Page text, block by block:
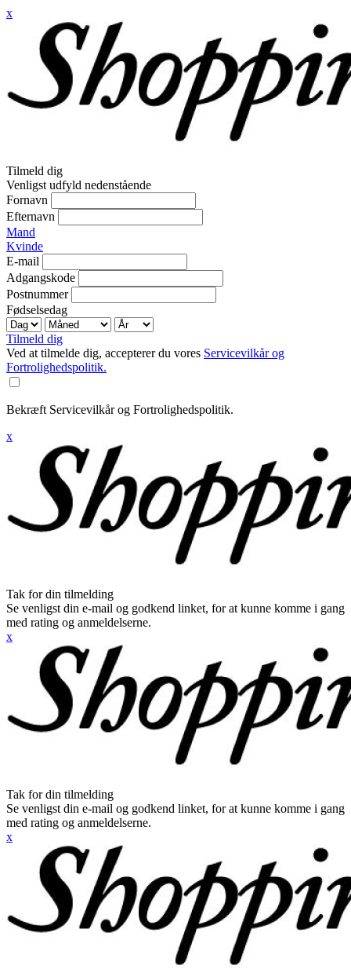
x
Tilmeld dig
Venligst udfyld nedenstående
Fornavn
Efternavn
Mand
Kvinde
E-mail
Adgangskode
Postnummer
Fødselsedag
Tilmeld dig
Ved at tilmelde dig, accepterer du vores Servicevilkår og
Fortrolighedspolitik.
Bekræft Servicevilkår og Fortrolighedspolitik.
x
Tak for din tilmelding
Se venligst din e-mail og godkend linket, for at kunne komme i gang
med rating og anmeldelserne.
x
Tak for din tilmelding
Se venligst din e-mail og godkend linket, for at kunne komme i gang
med rating og anmeldelserne.
x